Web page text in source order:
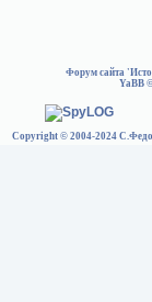
Форум сайта
YaBB
Copyright © 2004-2024